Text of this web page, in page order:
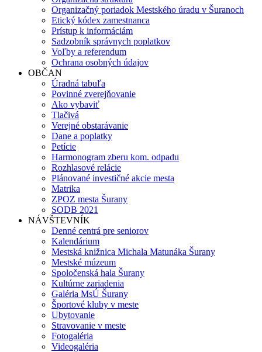
Organizačný poriadok Mestského úradu v Šuranoch
Etický kódex zamestnanca
Prístup k informáciám
Sadzobník správnych poplatkov
Voľby a referendum
Ochrana osobných údajov
OBČAN
Úradná tabuľa
Povinné zverejňovanie
Ako vybaviť
Tlačivá
Verejné obstarávanie
Dane a poplatky
Petície
Harmonogram zberu kom. odpadu
Rozhlasové relácie
Plánované investičné akcie mesta
Matrika
ZPOZ mesta Šurany
SODB 2021
NÁVŠTEVNÍK
Denné centrá pre seniorov
Kalendárium
Mestská knižnica Michala Matunáka Šurany
Mestské múzeum
Spoločenská hala Šurany
Kultúrne zariadenia
Galéria MsÚ Šurany
Športové kluby v meste
Ubytovanie
Stravovanie v meste
Fotogaléria
Videogaléria